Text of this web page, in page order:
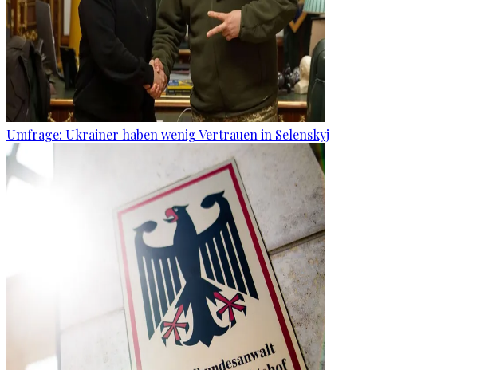
Umfrage: Ukrainer haben wenig Vertrauen in Selenskyj